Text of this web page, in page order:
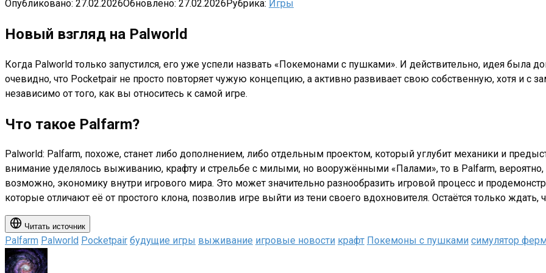
Опубликовано: 27.02.2026Обновлено: 27.02.2026 Рубрика: Игры
Новый взгляд на Palworld
Когда Palworld только запустился, его уже успели назвать «Покемонами с пушками». И действительно, идея была
очевидно, что Pocketpair не просто повторяет чужую концепцию, а активно развивает свою собственную, хотя и с
независимо от того, как вы относитесь к самой игре.
Что такое Palfarm?
Palworld: Palfarm, похоже, станет либо дополнением, либо отдельным проектом, который углубит механики и
внимание уделялось выживанию, крафту и стрельбе с милыми, но вооружёнными «Палами», то в Palfarm, вероятно,
возможно, экономику внутри игрового мира. Это может значительно разнообразить игровой процесс и
которые отличают её от простого клона, позволив игре выйти из тени своего вдохновителя. Остаётся только
Читать источник
Palfarm Palworld Pocketpair будущие игры выживание игровые новости крафт Покемоны с пушками симулятор